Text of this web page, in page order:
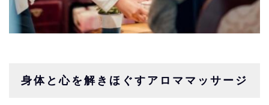
身体と心を解きほぐすアロママッサージ